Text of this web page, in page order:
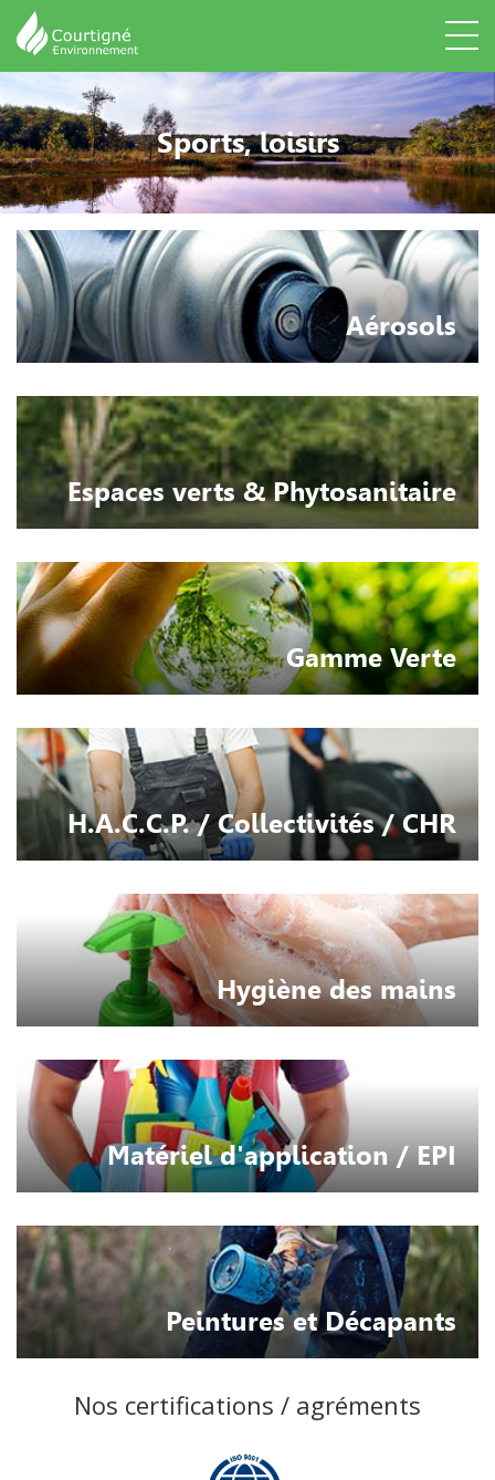
Sports, loisirs
Aérosols
Espaces verts & Phytosanitaire
Gamme Verte
H.A.C.C.P. / Collectivités / CHR
Hygiène des mains
Matériel d'application / EPI
Peintures et Décapants
Nos certifications / agréments